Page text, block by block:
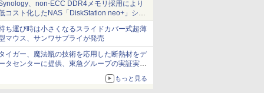
、non-ECC DDR4メモリ採用により
コスト化したNAS「DiskStation neo+」シリ
ズ 予算を抑えて導入でき、ECCメモリへの
ップグレードも可能
ち運び時は小さくなるスライドカバー式超薄
マウス、サンワサプライが発売
イガー、魔法瓶の技術を応用した断熱材をデ
タセンターに提供、東急グループの実証実験
「ステンレス密封真空断熱パネル TIVIP」
もっと見る